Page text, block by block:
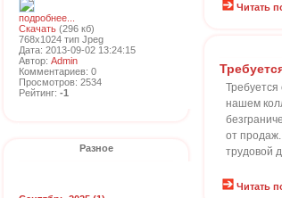
подробнее...
Скачать (296 кб)
768x1024 тип Jpeg
Дата: 2013-09-02 13:24:15
Автор: Admin
Комментариев: 0
Просмотров: 2534
Рейтинг: -1
Разное
Читать
нашем
от
трудовой
Читать